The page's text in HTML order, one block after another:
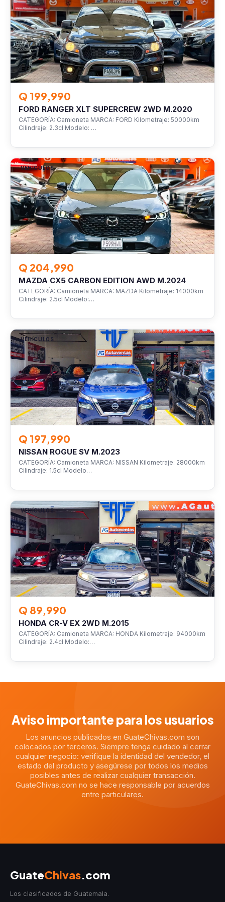
Q 199,990
FORD RANGER XLT SUPERCREW 2WD M.2020
CATEGORÍA: Camioneta MARCA: FORD Kilometraje: 50000km
Cilindraje: 2.3cl Modelo: …
VEHÍCULOS
Q 204,990
MAZDA CX5 CARBON EDITION AWD M.2024
CATEGORÍA: Camioneta MARCA: MAZDA Kilometraje: 14000km
Cilindraje: 2.5cl Modelo:…
VEHÍCULOS
Q 197,990
NISSAN ROGUE SV M.2023
CATEGORÍA: Camioneta MARCA: NISSAN Kilometraje: 28000km
Cilindraje: 1.5cl Modelo…
VEHÍCULOS
Q 89,990
HONDA CR-V EX 2WD M.2015
CATEGORÍA: Camioneta MARCA: HONDA Kilometraje: 94000km
Cilindraje: 2.4cl Modelo:…
Aviso importante para los usuarios
Los anuncios publicados en GuateChivas.com son
colocados por terceros. Siempre tenga cuidado al cerrar
cualquier negocio: verifique la identidad del vendedor, el
estado del producto y asegúrese por todos los medios
posibles antes de realizar cualquier transacción.
GuateChivas.com no se hace responsable por acuerdos
entre particulares.
GuateChivas.com
Los clasificados de Guatemala.